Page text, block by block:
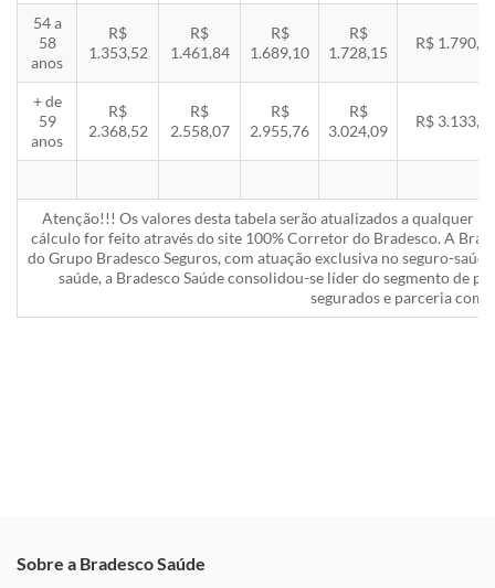
54 a
58
anos
R$
1.353,52
R$
1.461,84
R$
1.689,10
R$
1.728,15
R$
+ de
59
anos
R$
2.368,52
R$
2.558,07
R$
2.955,76
R$
3.024,09
R$
Atenção!!! Os valores desta tabela serão atualizados a qualquer
cálculo for feito através do site 100% Corretor do Bradesco. A
do Grupo Bradesco Seguros, com atuação exclusiva no seguro-
saúde, a Bradesco Saúde consolidou-se líder do segmento de
segurados e parceria com
Sobre a Bradesco Saúde